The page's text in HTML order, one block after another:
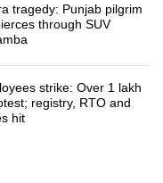
tragedy: Punjab pilgrim
through SUV
strike: Over 1 lakh
registry, RTO and
hit